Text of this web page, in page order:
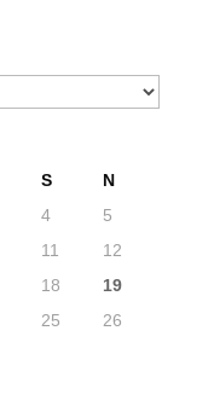
S
N
4
5
11
12
18
19
25
26